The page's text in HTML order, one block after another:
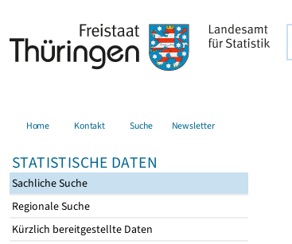
Home Kontakt Suche Newsletter
STATISTISCHE DATEN
Sachliche Suche
Regionale Suche
Kürzlich bereitgestellte Daten